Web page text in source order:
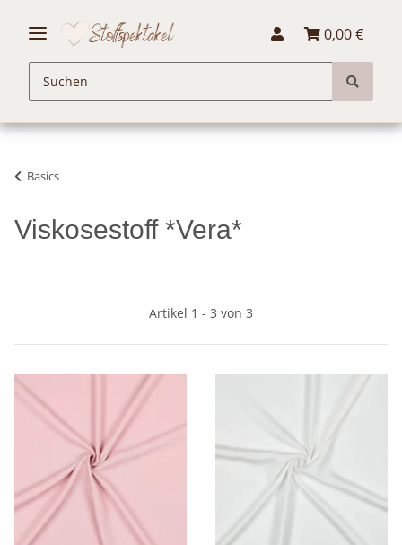
0,00 €
Basics
Viskosestoff *Vera*
Artikel 1 - 3 von 3